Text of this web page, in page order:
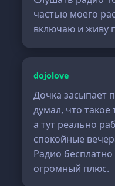
частью моего
включаю и живу
dojolove
Дочка засыпает
думал, что такое
а тут реально
спокойные
Радио бесплатно
огромный плюс.